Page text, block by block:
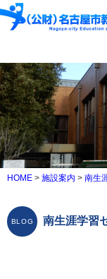
HOME > 施設案内 > 南生
南生涯学習